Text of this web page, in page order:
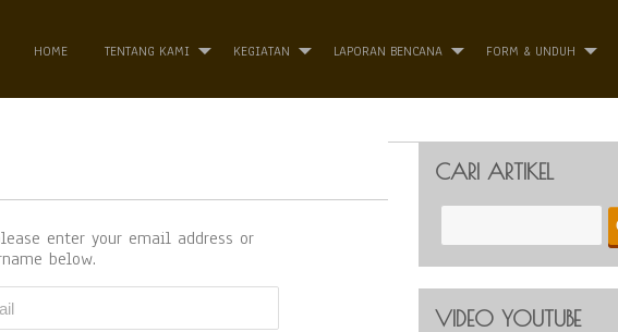
HOME TENTANG KAMI KEGIATAN LAPORAN BENCANA FORM & UNDUH
enter your email address or
below.
CARI ARTIKEL
VIDEO YOUTUBE